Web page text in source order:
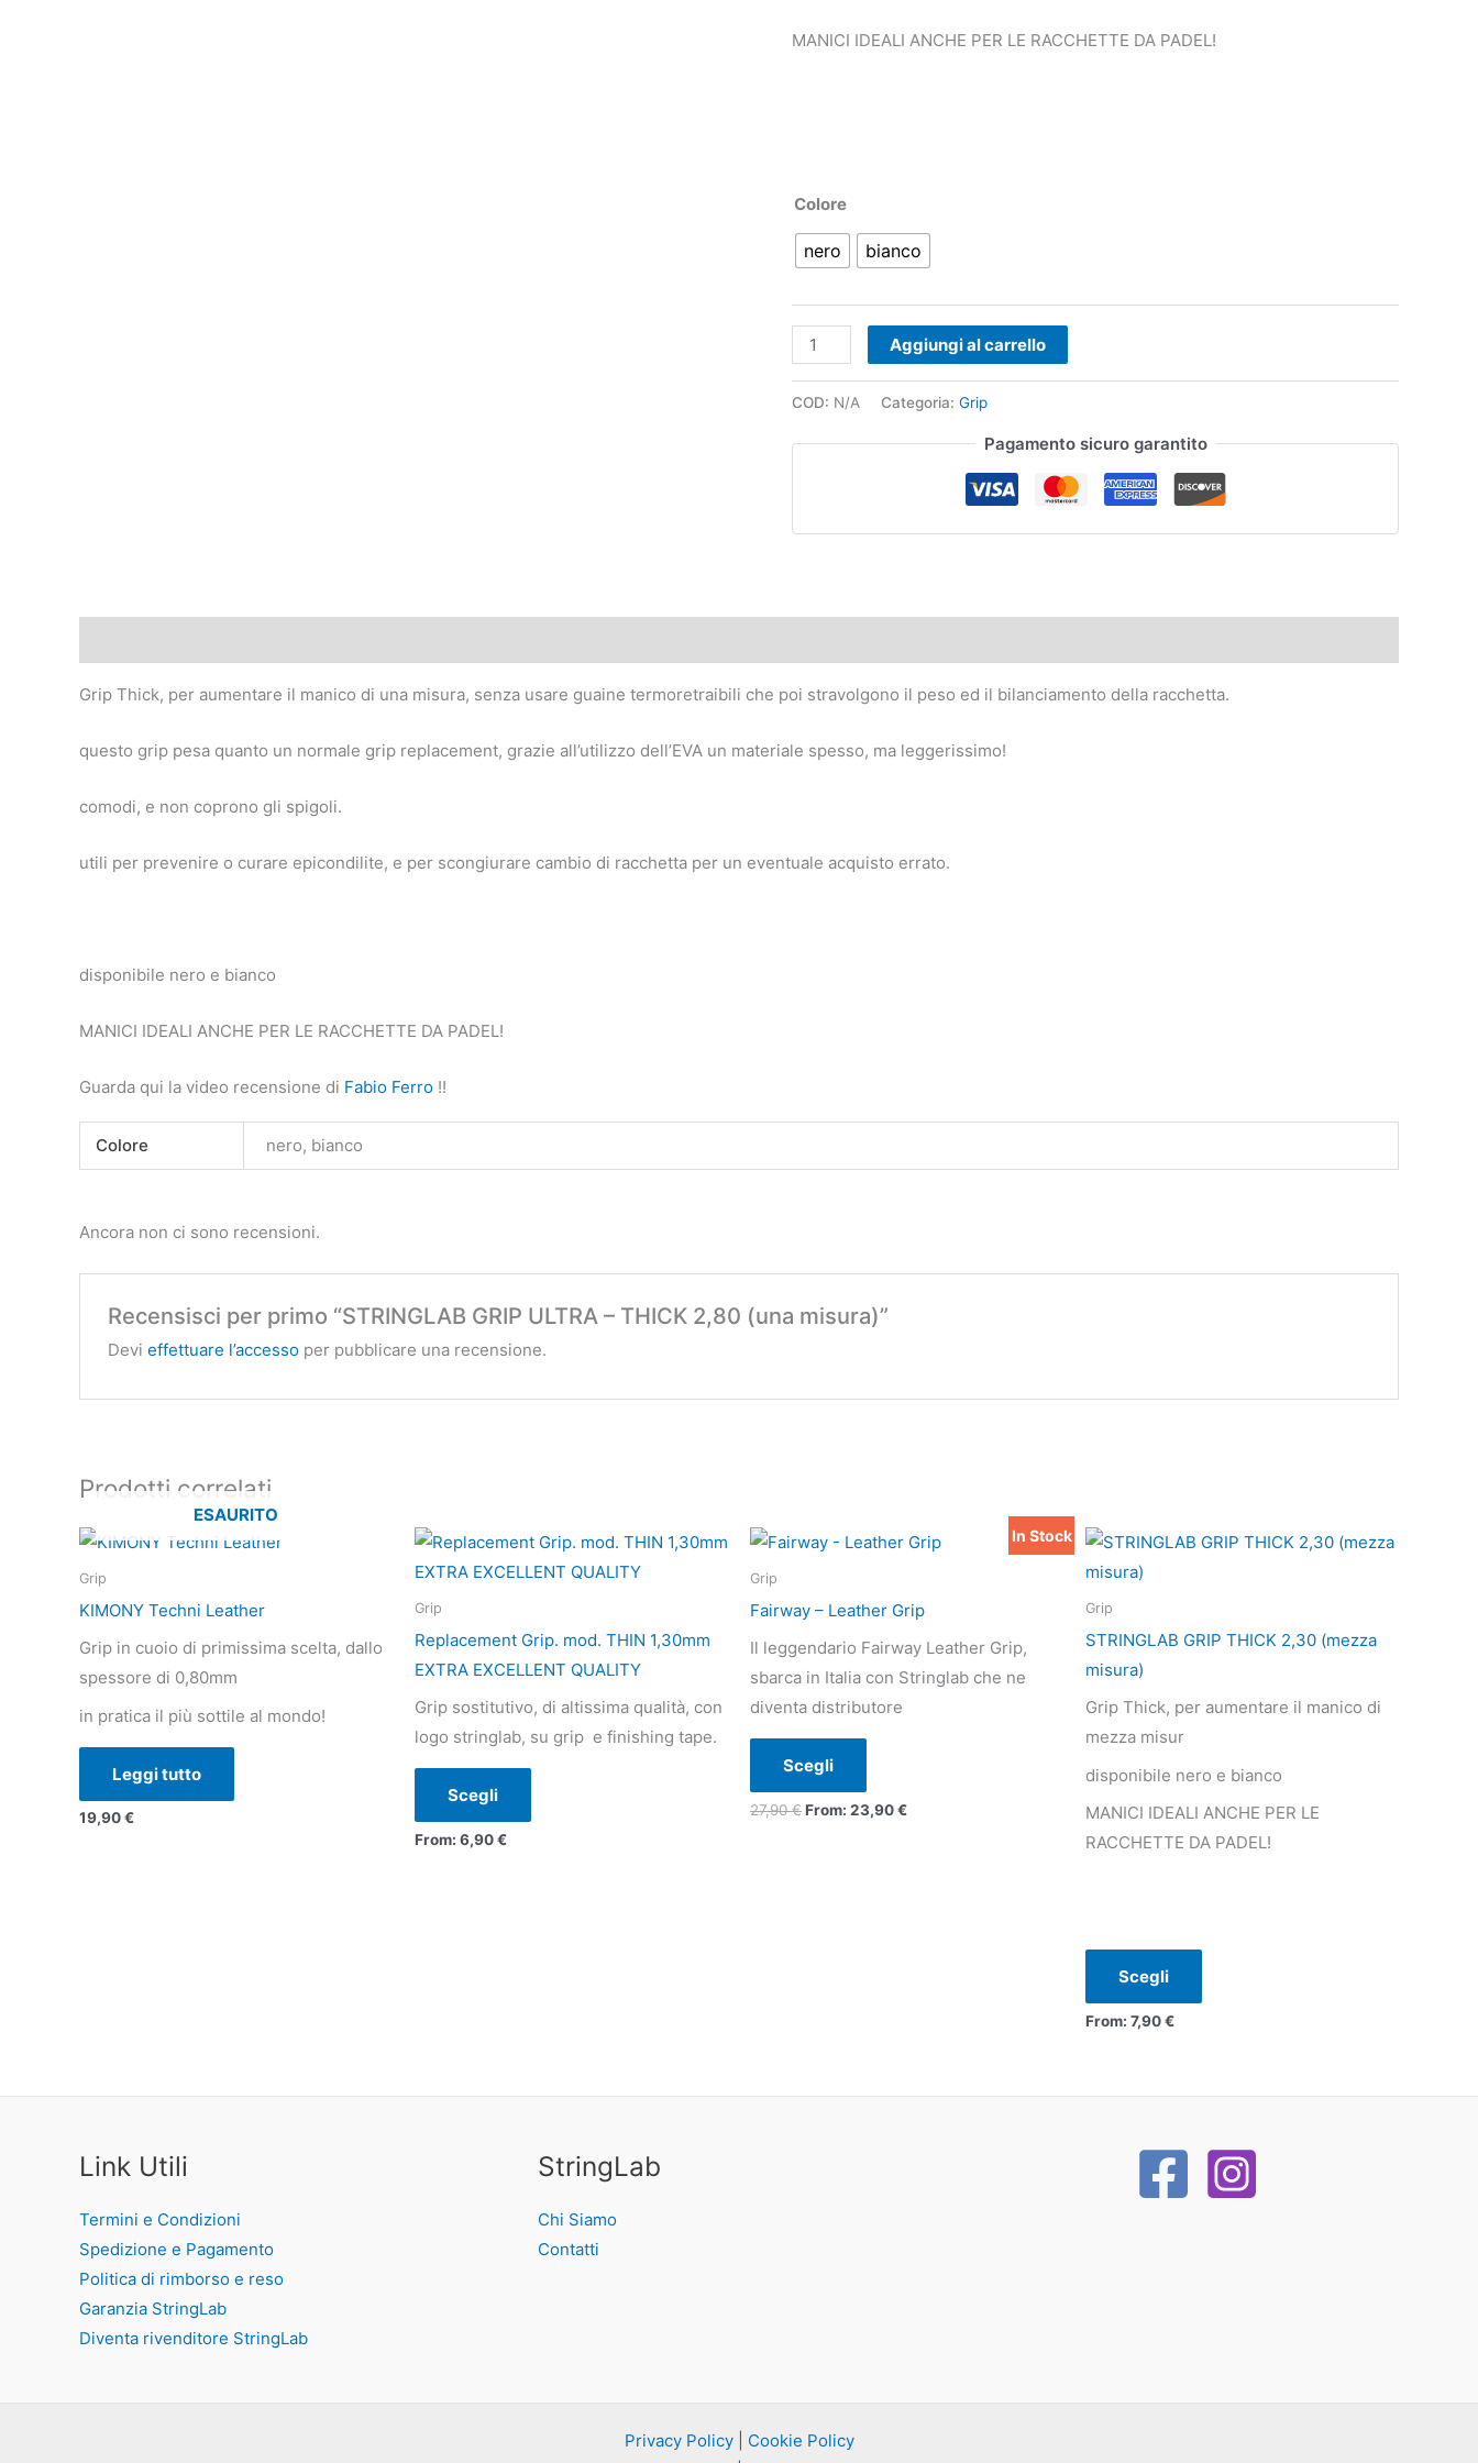
MANICI IDEALI ANCHE PER LE RACCHETTE DA PADEL!
Colore
nero bianco
Aggiungi al carrello
COD: N/A Categoria: Grip
Pagamento sicuro garantito
Grip Thick, per aumentare il manico di una misura, senza usare guaine termoretraibili che poi stravolgono il peso ed il bilanciamento della racchetta.
questo grip pesa quanto un normale grip replacement, grazie all’utilizzo dell’EVA un materiale spesso, ma leggerissimo!
comodi, e non coprono gli spigoli.
utili per prevenire o curare epicondilite, e per scongiurare cambio di racchetta per un eventuale acquisto errato.
disponibile nero e bianco
MANICI IDEALI ANCHE PER LE RACCHETTE DA PADEL!
Guarda qui la video recensione di Fabio Ferro !!
Colore nero, bianco
Ancora non ci sono recensioni.
Recensisci per primo “STRINGLAB GRIP ULTRA – THICK 2,80 (una misura)”
Devieffettuare l’accesso per pubblicare una recensione.
Prodotti correlati
ESAURITO
Grip
KIMONY Techni Leather
Grip in cuoio di primissima scelta, dallo
spessore di 0,80mm
in pratica il più sottile al mondo!
Leggi tutto
19,90€
Grip
Replacement Grip. mod. THIN 1,30mm
EXTRA EXCELLENT QUALITY
Grip sostitutivo, di altissima qualità, con
logo stringlab, su grip e finishing tape.
Scegli
Questo
prodotto
più
varianti.
opzioni
possono
From: 6,90€
In Stock
Grip
Fairway – Leather Grip
Il leggendario Fairway Leather Grip,
sbarca in Italia con Stringlab che ne
diventa distributore
Scegli
Questo
varianti.
Le
opzioni
scelte
27,90€From: 23,90€
Grip
STRINGLAB GRIP THICK 2,30 (mezza
misura)
Grip Thick, per aumentare il manico di
mezza misur
disponibile nero e bianco
MANICI IDEALI ANCHE PER LE
RACCHETTE DA PADEL!
Scegli
Questo
più
opzioni
essere
scelte
nella
From: 7,90€
Link Utili
Termini e Condizioni
Spedizione e Pagamento
Politica di rimborso e reso
Garanzia StringLab
Diventa rivenditore StringLab
StringLab
Chi Siamo
Contatti
Privacy Policy| Cookie Policy